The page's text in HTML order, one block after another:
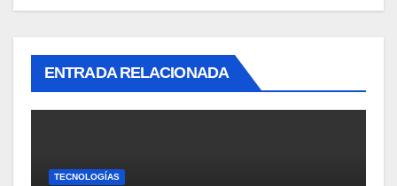
ENTRADA RELACIONADA
TECNOLOGÍAS